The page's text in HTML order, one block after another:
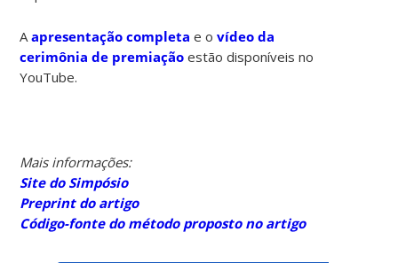
Aapresentação completa e ovídeo da
cerimônia de premiação estão disponíveis no
YouTube.
Mais informações:
Site do Simpósio
Preprint do artigo
Código-fonte do método proposto no artigo